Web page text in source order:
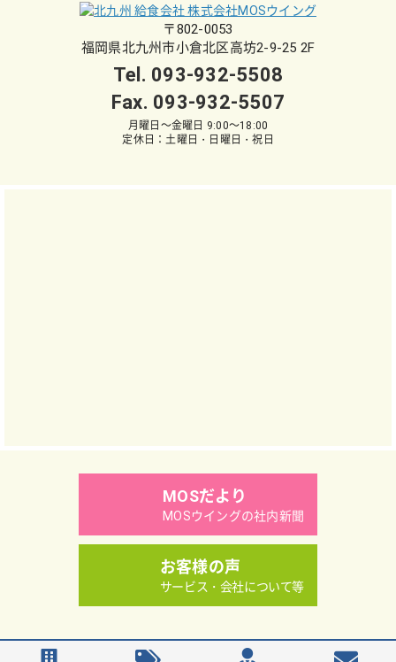
〒802-0053
福岡県北九州市小倉北区高坊2-9-25 2F
Tel. 093-932-5508
Fax. 093-932-5507
月曜日～金曜日 9:00～18:00
定休日：土曜日・日曜日・祝日
MOSだより
MOSウイングの社内新聞
お客様の声
サービス・会社について等
Copyright（C）MOS WING Co.,Ltd.